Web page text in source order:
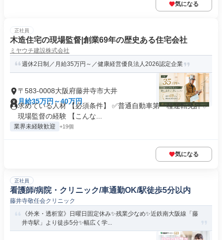
気になる
正社員
木造住宅の現場監督|創業69年の歴史ある住宅会社
ミヤウチ建設株式会社
週休2日制／月給35万円～／健康経営優良法人2026認定企業
〒583-0008大阪府藤井寺市大井
月給35万円～40万円
求めている人材 【必須条件】 ✅普通自動車第一種運転免許 ✅
現場監督の経験 【こんな...
業界未経験歓迎 +19個
気になる
正社員
看護師/病院・クリニック/車通勤OK/駅徒歩5分以内
藤井寺敬任会クリニック
《外来・透析室》日曜日固定休み✨残業少なめ✨近鉄南大阪線「藤
井寺駅」より徒歩5分✨幅広く学...